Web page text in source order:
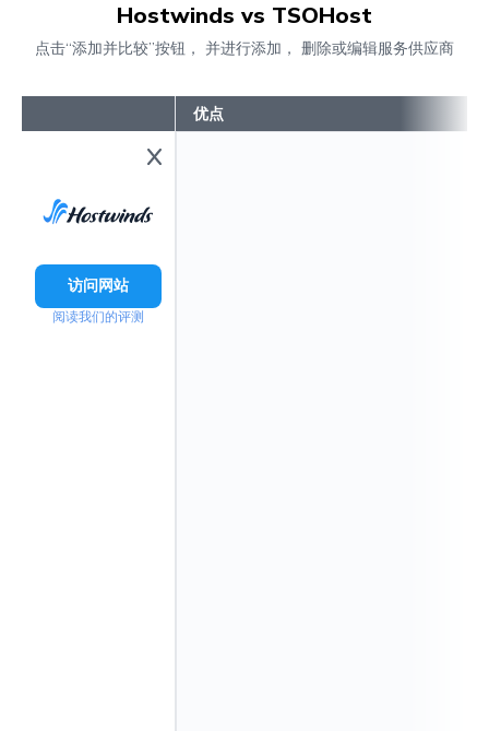
Hostwinds vs TSOHost
点击“添加并比较”按钮， 并进行添加， 删除或编辑服务供应商
访问网站
阅读我们的评测
优点